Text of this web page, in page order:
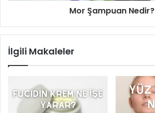
Mor Şampuan Nedir?
İlgili Makaleler